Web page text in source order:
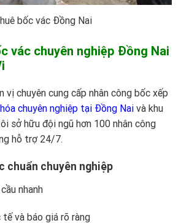
bốc vác Đồng Nai
vác chuyên nghiệp Đồng Nai
vị chuyên cung cấp nhân công bốc xếp
chuyên nghiệp tại Đồng Nai và khu
sở hữu đội ngũ hơn 100 nhân công
hỗ trợ 24/7.
chuẩn chuyên nghiệp
nhanh
và báo giá rõ ràng